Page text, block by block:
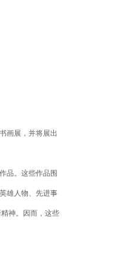
画展，并将展出
品。这些作品围
雄人物、先进事
神。因而，这些